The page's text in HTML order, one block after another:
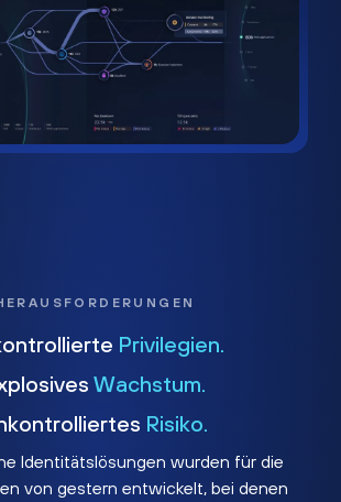
Privilegien.
Wachstum.
Risiko.
Identitätslösungen wurden für die
von gestern entwickelt, bei denen